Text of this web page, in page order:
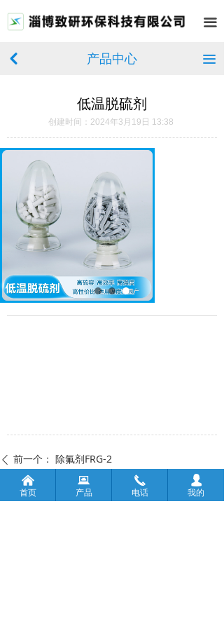
끀
首页
厂房展示
在线留言
联系我们
低温脱硫剂
创建时间： 2024年3月19日 13:38
产品中心
낒 끀
ꄴ 前一个： 除氟剂FRG-2
后一个： 复合碳源
낀
首页
뀵
产品
끅
电话
넙
我的